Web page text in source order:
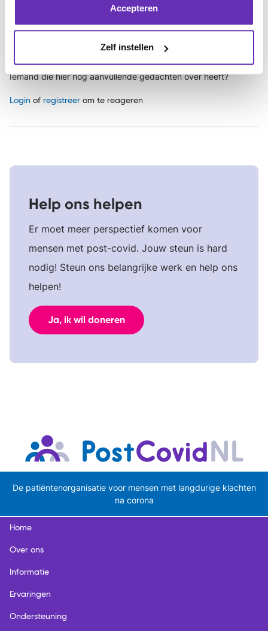
Accepteren
Zelf instellen
(adenosinemonofosfaat) omgezet wordt in urinezuur?
Schematisch gezien; AMP → IMP → Inosine → Hypoxanthine →
Iemand die hier nog aanvullende gedachten over heeft?
Login of registreer om te reageren
Help ons helpen
Er moet meer perspectief komen voor
mensen met post-covid. Jouw steun is hard
nodig! Steun ons belangrijke werk en help ons
helpen!
Ja, ik wil doneren
De patiëntenorganisatie voor mensen met langdurige klachten
na corona
Home
Over ons
Informatie
Ervaringen
Ondersteuning